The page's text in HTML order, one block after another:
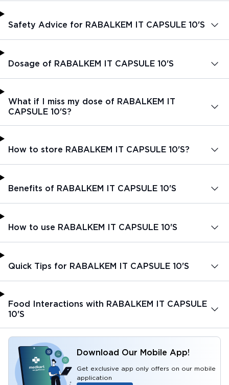
Safety Advice for RABALKEM IT CAPSULE 10'S
Dosage of RABALKEM IT CAPSULE 10'S
What if I miss my dose of RABALKEM IT
CAPSULE 10'S?
How to store RABALKEM IT CAPSULE 10'S?
Benefits of RABALKEM IT CAPSULE 10'S
How to use RABALKEM IT CAPSULE 10'S
Quick Tips for RABALKEM IT CAPSULE 10'S
Food Interactions with RABALKEM IT CAPSULE
10'S
Download Our Mobile App!
Get exclusive app only offers on our mobile
application